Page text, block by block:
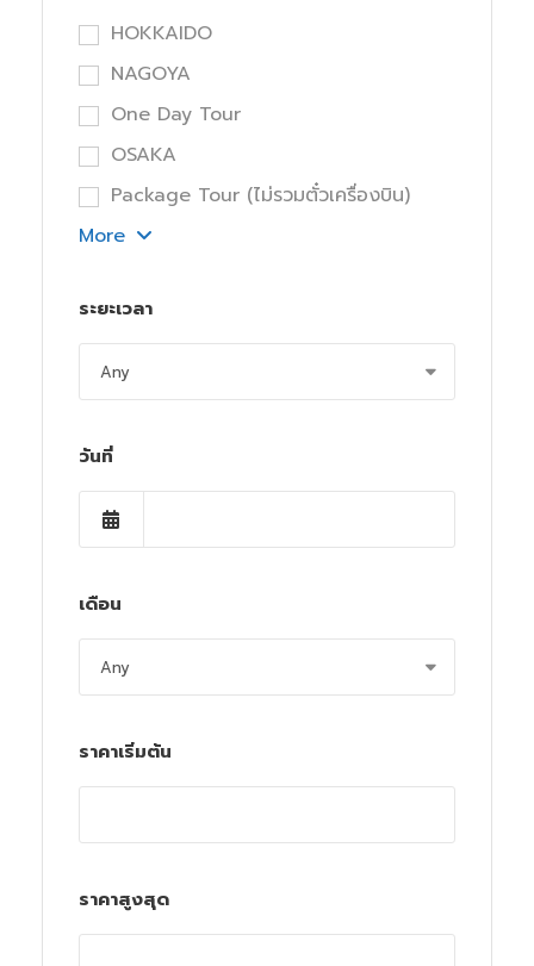
HOKKAIDO
NAGOYA
One Day Tour
OSAKA
Package Tour (ไม่รวมตั๋วเครื่องบิน)
More
ระยะเวลา
วันที่
เดือน
ราคาเริ่มต้น
ราคาสูงสุด